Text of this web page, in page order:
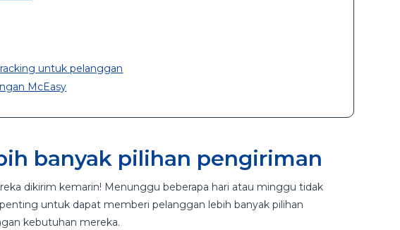
untuk pelanggan
McEasy
banyak pilihan pengiriman
dikirim kemarin! Menunggu beberapa hari atau minggu tidak
untuk dapat memberi pelanggan lebih banyak pilihan
kebutuhan mereka.